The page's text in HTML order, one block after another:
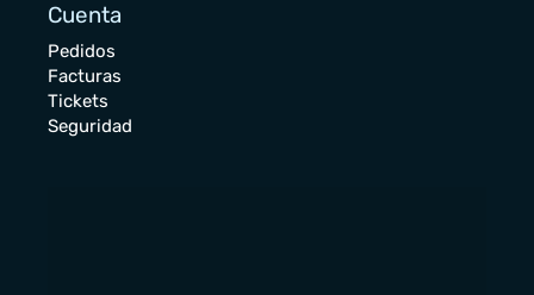
Cuenta
Pedidos
Facturas
Tickets
Seguridad